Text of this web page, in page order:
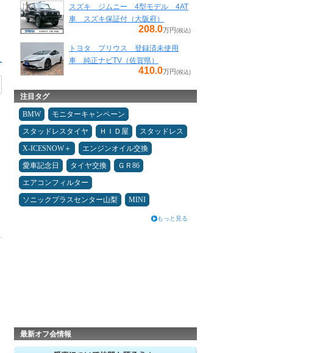
スズキ ジムニー 4型モデル 4AT
車 スズキ保証付（大阪府）
208.0万円 (税込)
トヨタ プリウス 登録済未使用
車 純正ナビTV（佐賀県）
410.0万円 (税込)
注目タグ
BMW
モニターキャンペーン
スタッドレスタイヤ
ＨＩＤ屋
スタッドレス
X-ICESNOW＋
エンジンオイル交換
愛車記念日
タイヤ交換
ＧＲ86
エアコンフィルター
ソニックプラスセンター山梨
MINI
もっと見る
最新オフ会情報